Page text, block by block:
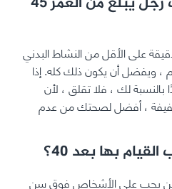
كبار السن بممارسة 30 دقيقة على الأقل من النشاط البدني
، ويفضل أن يكون ذلك كله. إذا
جدًا بالنسبة لك ، فلا تقلق ، لأن
، أفضل لصحتك من عدم
بها بعد 40؟
يجب على الأشخاص فوق سن